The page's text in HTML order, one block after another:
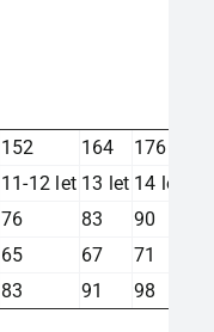
152 164
176
11-12 let 13 let 14 let
76 83
90
65 67
71
83 91 98